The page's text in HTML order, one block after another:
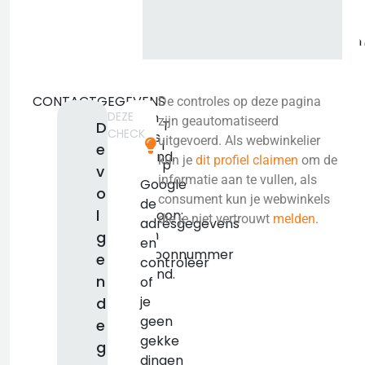
CONTACTGEGEVENS
D
e
v
o
l
g
e
n
d
e
g
Geen
adres
bekend.
KVK:
false
Telefoon:
Geen
telefoonnummer
bekend.
T
i
p
Google
de
adresgegevens
en
controleer
of
je
geen
gekke
dingen
DEZE
CHECK
De controles op deze pagina
zijn geautomatiseerd
uitgevoerd. Als webwinkelier
kun je dit profiel claimen om de
informatie aan te vullen, als
consument kun je webwinkels
die je niet vertrouwt melden.